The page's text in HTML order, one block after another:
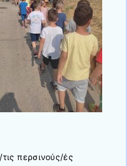
περσινούς/ές